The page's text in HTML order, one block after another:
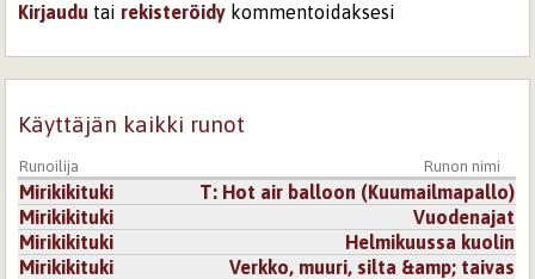
Kirjaudu tai rekisteröidy kommentoidaksesi
Käyttäjän kaikki runot
Runoilija Runon nimi
Mirikikituki
T: Hot air balloon (Kuumailmapallo)
Mirikikituki
Vuodenajat
Mirikikituki
Helmikuussa kuolin
Mirikikituki
Verkko, muuri, silta &amp; taivas